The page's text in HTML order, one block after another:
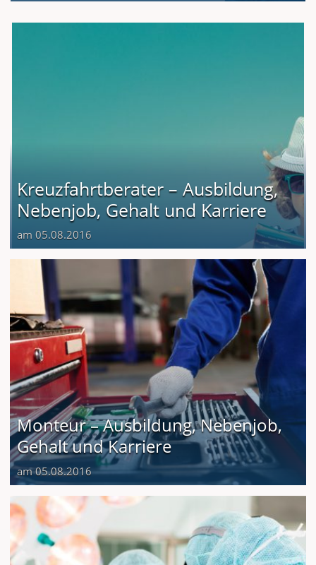
Kreuzfahrtberater – Ausbildung,
Nebenjob, Gehalt und Karriere
am 05.08.2016
Monteur – Ausbildung, Nebenjob,
Gehalt und Karriere
am 05.08.2016